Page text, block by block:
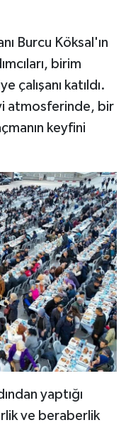
Burcu Köksal'ın
birim
çalışanı katıldı.
atmosferinde, bir
keyfini
yaptığı
ve beraberlik